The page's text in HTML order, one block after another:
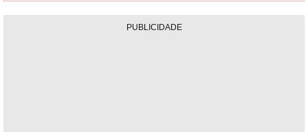
PUBLICIDADE